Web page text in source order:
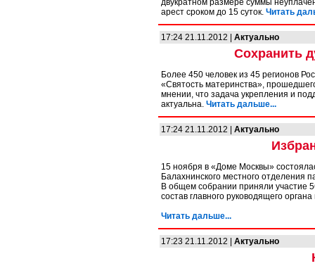
двукратном размере суммы
арест сроком до 15 суток. Читать
17:24 21.11.2012 | Актуально
Сохранить
Более 450 человек из 45 регионов
«Святость материнства»,
мнении, что задача укрепления и
актуальна. Читать дальше...
17:24 21.11.2012 | Актуально
15 ноября в «Доме Москвы»
Балахнинского местного отделения
В общем собрании приняли участие
состав главного руководящего
Читать дальше...
17:23 21.11.2012 | Актуально